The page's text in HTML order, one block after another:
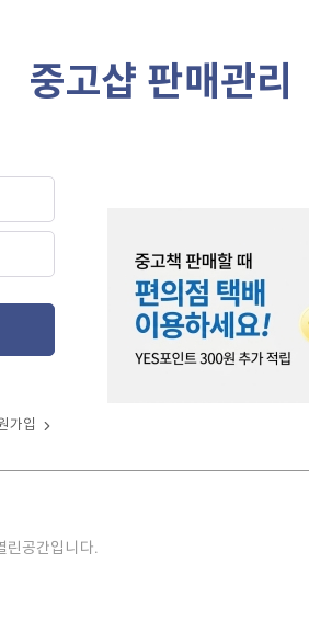
중고샵 판매관리
가입
린공간입니다.